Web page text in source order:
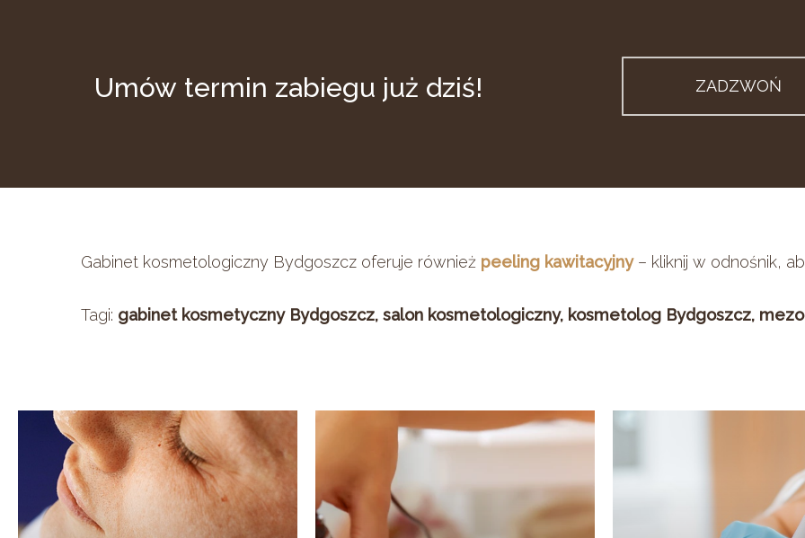
Umów termin zabiegu już dziś! ZADZWOŃ
Gabinet kosmetologiczny Bydgoszcz oferuje również peeling kawitacyjny– kliknij w odnośnik,
Tagi: gabinet kosmetyczny Bydgoszcz, salon kosmetologiczny, kosmetolog Bydgoszcz,